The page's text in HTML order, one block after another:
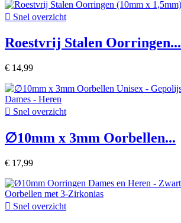
 Snel overzicht
Roestvrij Stalen Oorringen...
€ 14,99
 Snel overzicht
∅10mm x 3mm Oorbellen...
€ 17,99
 Snel overzicht